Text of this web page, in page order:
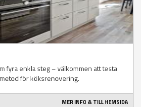
fyra enkla steg – välkommen att testa
för köksrenovering.
MER INFO & TILL HEMSIDA